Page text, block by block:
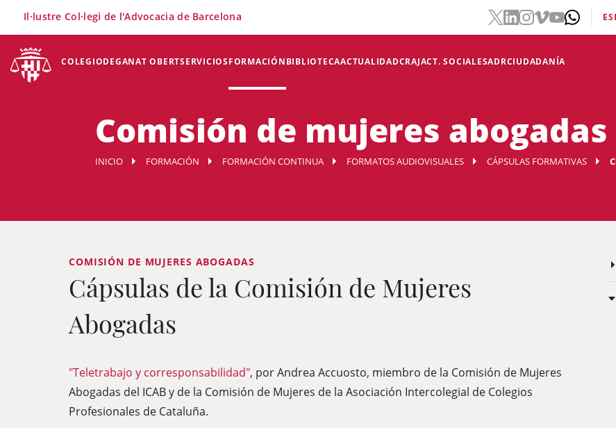
COLEGIODEGANAT OBERTSERVICIOSFORMACIÓNBIBLIOTECAACTUALIDADCRAJACT. SOCIALESADRCIUDADANÍA
Il·lustre Col·legi de l'Advocacia de Barcelona
Comisión de mujeres abogadas
INICIO FORMACIÓN FORMACIÓN CONTINUA FORMATOS AUDIOVISUALES CÁPSULAS FORMATIVAS
COMISIÓN DE MUJERES ABOGADAS
Cápsulas de la Comisión de Mujeres
Abogadas
"Teletrabajo y corresponsabilidad", por Andrea Accuosto, miembro de la Comisión de Mujeres
Abogadas del ICAB y de la Comisión de Mujeres de la Asociación Intercolegial de Colegios
Profesionales de Cataluña.